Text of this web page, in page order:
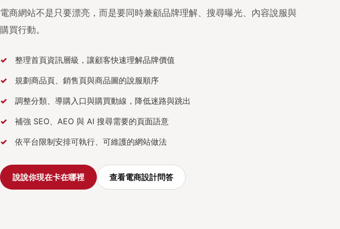
電商網站不是只要漂亮，而是要同時兼顧品牌理解、搜尋曝光、內容說服與
購買行動。
整理首頁資訊層級，讓顧客快速理解品牌價值
規劃商品頁、銷售頁與商品圖的說服順序
調整分類、導購入口與購買動線，降低迷路與跳出
補強 SEO、AEO 與 AI 搜尋需要的頁面語意
依平台限制安排可執行、可維護的網站做法
說說你現在卡在哪裡 查看電商設計問答